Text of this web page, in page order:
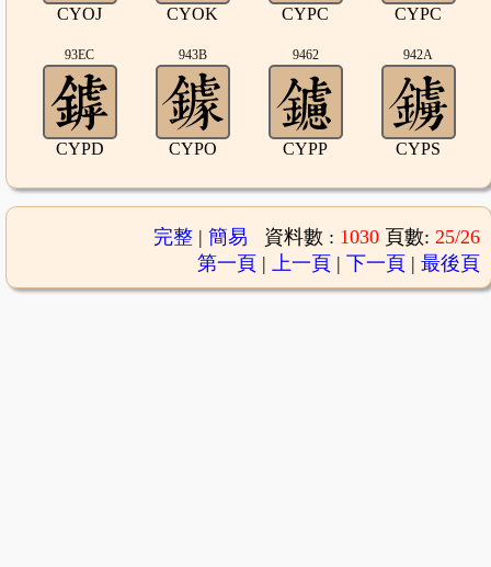
CYOJ CYOK CYPC CYPC
93EC
CYPD
943B
CYPO
9462
CYPP
942A
CYPS
完整| 簡易 資料數 : 1030 頁數: 25/26
第一頁 | 上一頁 | 下一頁 | 最後頁